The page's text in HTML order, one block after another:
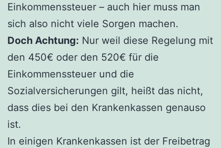
Einkommenssteuer – auch hier muss man
sich also nicht viele Sorgen machen.
Doch Achtung: Nur weil diese Regelung mit
den 450€ oder den 520€ für die
Einkommenssteuer und die
Sozialversicherungen gilt, heißt das nicht,
dass dies bei den Krankenkassen genauso
ist.
In einigen Krankenkassen ist der Freibetrag